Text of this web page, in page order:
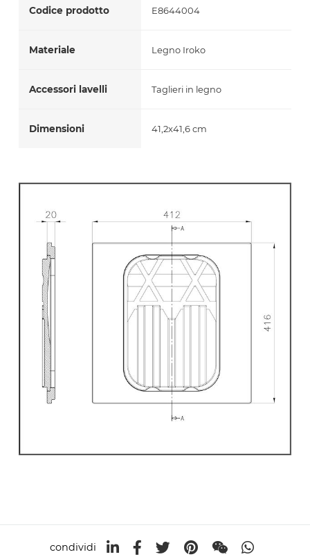
Codice prodotto E8644004
Materiale Legno Iroko
Accessori lavelli Taglieri in legno
Dimensioni 41,2x41,6 cm
condividi